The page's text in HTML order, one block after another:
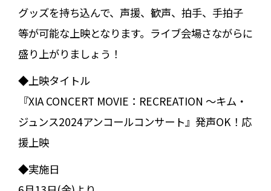
グッズを持ち込んで、声援、歓声、拍手、手拍子
等が可能な上映となります。ライブ会場さながらに
盛り上がりましょう！
◆上映タイトル
『XIA CONCERT MOVIE：RECREATION ～キム・
ジュンス2024アンコールコンサート』発声OK！応
援上映
◆実施日